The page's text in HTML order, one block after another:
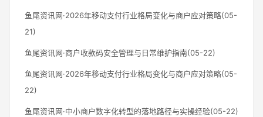
鱼尾资讯网·2026年移动支付行业格局变化与商户应对策略(05-
21)
鱼尾资讯网·商户收款码安全管理与日常维护指南(05-22)
鱼尾资讯网·2026年移动支付行业格局变化与商户应对策略(05-
22)
鱼尾资讯网·中小商户数字化转型的落地路径与实操经验(05-22)